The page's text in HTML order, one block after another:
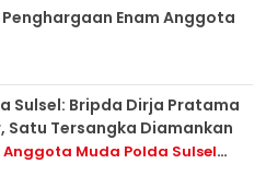
Enam Anggota
Sulsel: Bripda Dirja Pratama
Satu Tersangka Diamankan
Muda Polda Sulsel